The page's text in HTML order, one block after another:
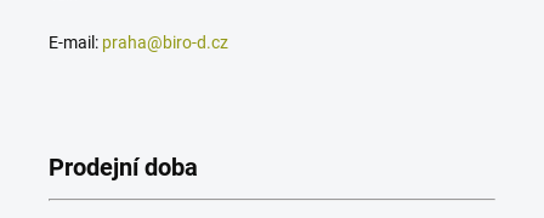
E-mail: praha@biro-d.cz
Prodejní doba